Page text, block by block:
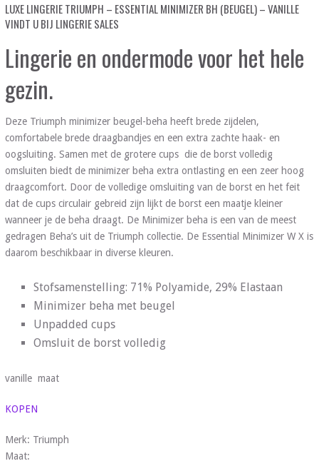
LUXE LINGERIE TRIUMPH – ESSENTIAL MINIMIZER BH (BEUGEL) – VANILLE
VINDT U BIJ LINGERIE SALES
Lingerie en ondermode voor het hele
gezin.
Deze Triumph minimizer beugel-beha heeft brede zijdelen,
comfortabele brede draagbandjes en een extra zachte haak- en
oogsluiting. Samen met de grotere cups die de borst volledig
omsluiten biedt de minimizer beha extra ontlasting en een zeer hoog
draagcomfort. Door de volledige omsluiting van de borst en het feit
dat de cups circulair gebreid zijn lijkt de borst een maatje kleiner
wanneer je de beha draagt. De Minimizer beha is een van de meest
gedragen Beha’s uit de Triumph collectie. De Essential Minimizer W X is
daarom beschikbaar in diverse kleuren.
Stofsamenstelling: 71% Polyamide, 29% Elastaan
Minimizer beha met beugel
Unpadded cups
Omsluit de borst volledig
vanille maat
KOPEN
Merk: Triumph
Maat: